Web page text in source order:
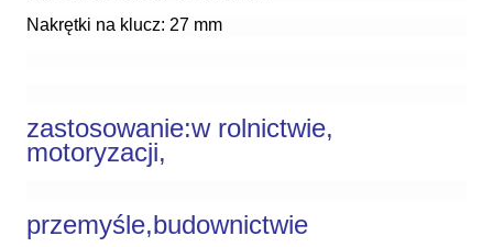
Nakrętki na klucz: 27 mm
zastosowanie:w rolnictwie,
motoryzacji,
przemyśle,budownictwie